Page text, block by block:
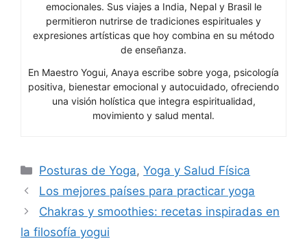
emocionales. Sus viajes a India, Nepal y Brasil le
permitieron nutrirse de tradiciones espirituales y
expresiones artísticas que hoy combina en su método
de enseñanza.
En Maestro Yogui, Anaya escribe sobre yoga, psicología
positiva, bienestar emocional y autocuidado, ofreciendo
una visión holística que integra espiritualidad,
movimiento y salud mental.
Categorías
Posturas de Yoga,Yoga y Salud Física
Los mejores países para practicar yoga
Chakras y smoothies: recetas inspiradas en
la filosofía yogui